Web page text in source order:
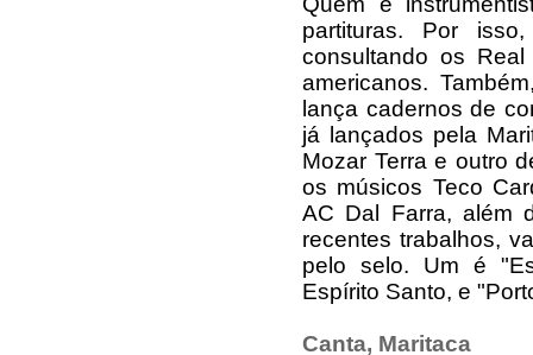
partituras. Por
consultando os
americanos.
lança cadernos de
já lançados pela
Mozar Terra e outro
os músicos Teco
AC Dal Farra, além
recentes trabalhos,
pelo selo. Um é
Espírito Santo, e
Canta, Maritaca